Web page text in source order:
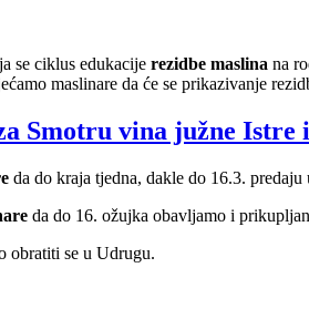
se ciklus edukacije rezidbe maslina na
maslinare da će se prikazivanje
Smotru vina južne Istre
da do kraja tjedna, dakle do 16.3.
da do 16. ožujka obavljamo i
obratiti se u Udrugu.